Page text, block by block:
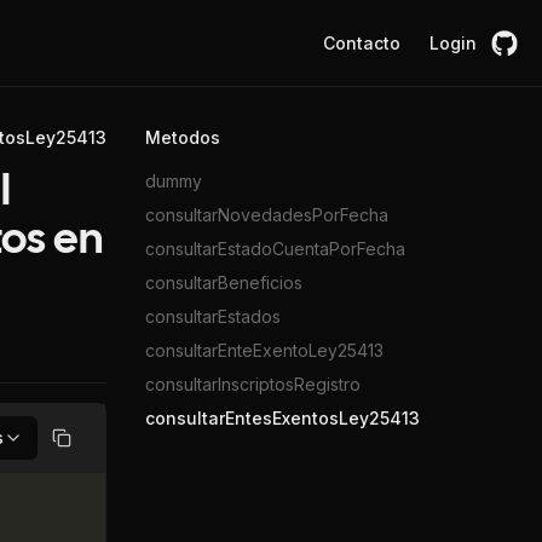
Contacto Login
en
Copiar
Metodos
dummy
consultarNovedadesPorFecha
consultarEstadoCuentaPorFecha
consultarBeneficios
consultarEstados
consultarEnteExentoLey25413
consultarInscriptosRegistro
consultarEntesExentosLey25413